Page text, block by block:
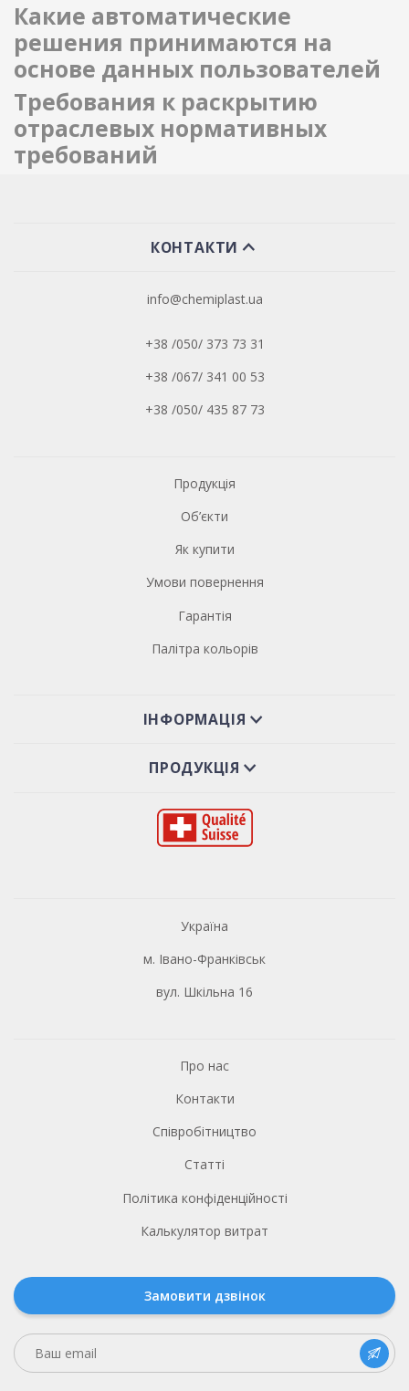
Какие автоматические
решения принимаются на
основе данных пользователей
Требования к раскрытию
отраслевых нормативных
требований
Україна
м. Івано-Франківськ
вул. Шкільна 16
Про нас
Контакти
Співробітництво
Статті
Політика конфіденційності
Калькулятор витрат
КОНТАКТИ
info@chemiplast.ua
+38 /050/ 373 73 31
+38 /067/ 341 00 53
+38 /050/ 435 87 73
Продукція
Об’єкти
Як купити
Умови повернення
Гарантія
Палітра кольорів
ІНФОРМАЦІЯ
ПРОДУКЦІЯ
Замовити дзвінок